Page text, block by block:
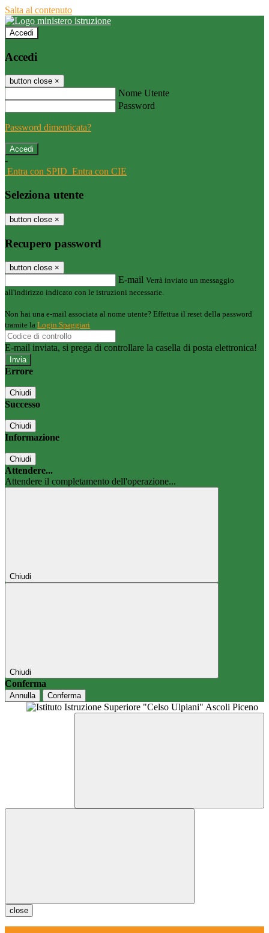
Salta al contenuto
Accedi
Accedi
button close ×
Nome Utente
Password
Password dimenticata?
-
Entra con SPID Entra con CIE
Seleziona utente
button close ×
Recupero password
button close ×
E-mail Verrà inviato un messaggio
all'indirizzo indicato con le istruzioni necessarie.
Non hai una e-mail associata al nome utente? Effettua il reset della password
tramite la Login Spaggiari
E-mail inviata, si prega di controllare la casella di posta elettronica!
Errore
Chiudi
Successo
Chiudi
Informazione
Chiudi
Attendere...
Attendere il completamento dell'operazione...
Chiudi
Chiudi
Conferma
Annulla Conferma
close